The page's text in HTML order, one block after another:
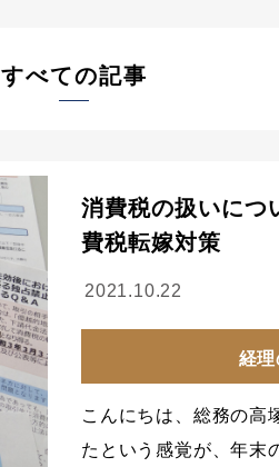
すべての記事
消費税の扱いにつ
費税転嫁対策
2021.10.22
経理
こんにちは、総務の高
たという感覚が、年末